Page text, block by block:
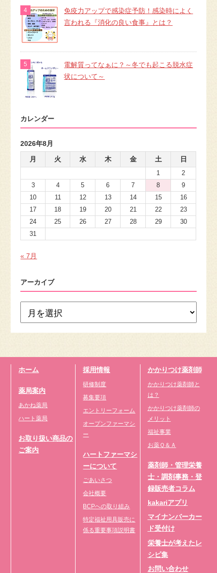
免疫力アップで感染症予防！感染時によく
言われる『消化の良い食事』とは？
電解質ってなぁに？～冬でも起こる脱水症
状について～
カレンダー
2026年8月
月
火 水 木 金 土 日
1
2
3
4 5 6 7 8
9
10
11 12 13 14 15
16
17
18 19 20 21 22
23
24
25 26 27 28 29
30
31
« 7月
アーカイブ
ホーム
薬局案内
あかね薬局
ハート薬局
お取り扱い商品の
ご案内
採用情報
研修制度
募集要項
エントリーフォーム
オープンファーマシ
ー
ハートファーマシ
ーについて
ごあいさつ
会社概要
BCPへの取り組み
特定福祉用具販売に
係る重要事項説明書
かかりつけ薬剤師
かかりつけ薬剤師と
は？
かかりつけ薬剤師の
メリット
福祉事業
お薬Ｑ＆Ａ
薬剤師・管理栄養
士・調剤事務・登
録販売者コラム
kakariアプリ
マイナンバーカー
ド受付け
栄養士が考えたレ
シピ集
お問い合わせ